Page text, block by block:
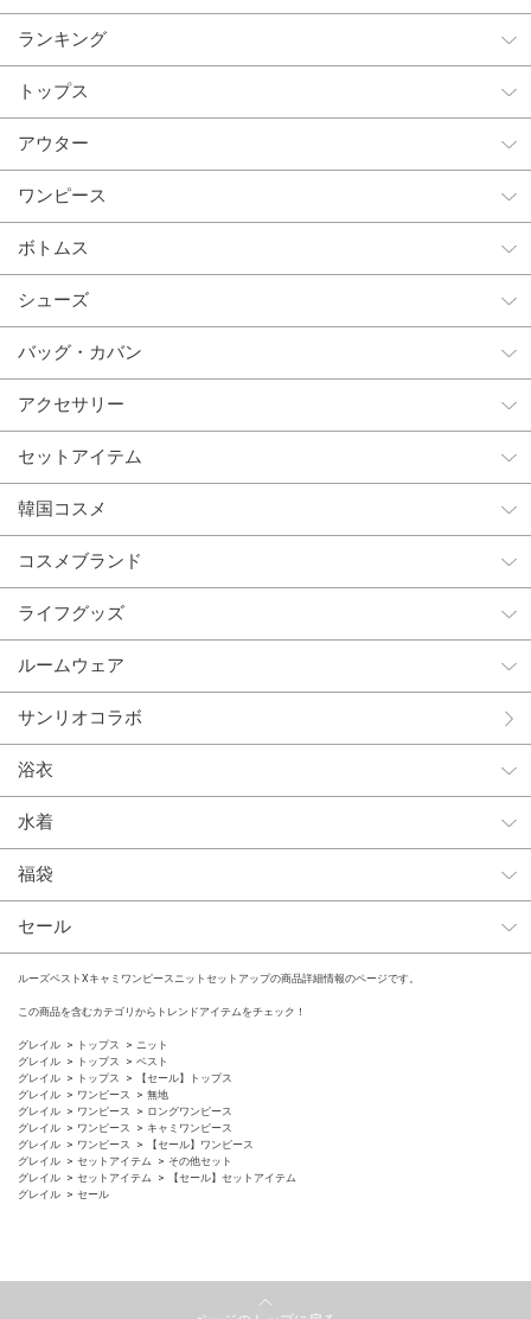
ランキング
トップス
アウター
ワンピース
ボトムス
シューズ
バッグ・カバン
アクセサリー
セットアイテム
韓国コスメ
コスメブランド
ライフグッズ
ルームウェア
サンリオコラボ
浴衣
水着
福袋
セール
ルーズベストXキャミワンピースニットセットアップの商品詳細情報のページです。
この商品を含むカテゴリからトレンドアイテムをチェック！
グレイル トップス
ニット
グレイル
トップス
ベスト
グレイル
トップス
【セール】トップス
グレイル
ワンピース
無地
グレイル
ワンピース
ロングワンピース
グレイル
ワンピース
キャミワンピース
グレイル
ワンピース
【セール】ワンピース
グレイル
セットアイテム
その他セット
グレイル
セットアイテム
【セール】セットアイテム
グレイル
セール